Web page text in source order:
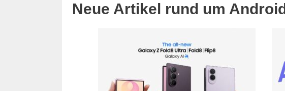
Neue Artikel rund um Android